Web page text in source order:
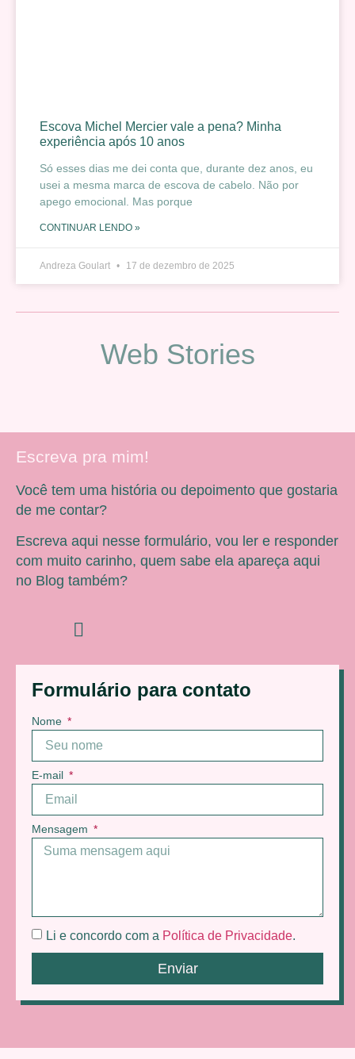
Escova Michel Mercier vale a pena? Minha
experiência após 10 anos
Só esses dias me dei conta que, durante dez anos, eu
usei a mesma marca de escova de cabelo. Não por
apego emocional. Mas porque
CONTINUAR LENDO »
Andreza Goulart 17 de dezembro de 2025
Web Stories
Formulário para contato
Nome
E-mail
Mensagem
Li e concordo com a Política de Privacidade.
Enviar
Escreva pra mim!
Você tem uma história ou depoimento que gostaria
de me contar?
Escreva aqui nesse formulário, vou ler e responder
com muito carinho, quem sabe ela apareça aqui
no Blog também?